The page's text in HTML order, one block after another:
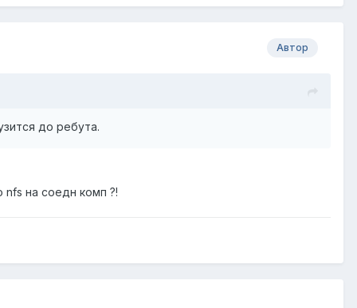
Автор
до ребута.
nfs на соедн комп ?!